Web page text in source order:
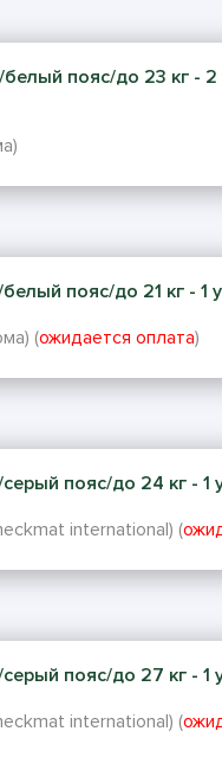
пояс/до 23 кг - 2
пояс/до 21 кг - 1
(ожидается оплата)
пояс/до 24 кг - 1
international) (
пояс/до 27 кг - 1
international) (